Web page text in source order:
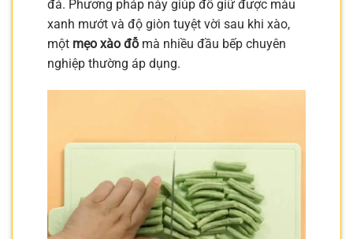
đá. Phương pháp này giúp đỗ giữ được màu
xanh mướt và độ giòn tuyệt vời sau khi xào,
một mẹo xào đỗ mà nhiều đầu bếp chuyên
nghiệp thường áp dụng.